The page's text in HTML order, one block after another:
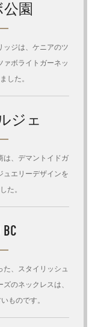
園
ッジは、ケニアのツ
ァボライトガーネッ
した。
ジェ
は、デマントイドガ
ュエリーデザインを
た。
た、スタイリッシュ
のネックレスは、
ものです。